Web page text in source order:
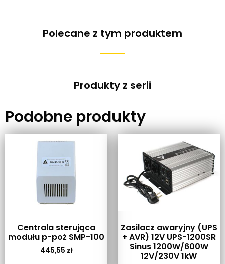
Polecane z tym produktem
Produkty z serii
Podobne produkty
Centrala sterująca
modułu p-poż SMP-100
445,55 zł
Zasilacz awaryjny (UPS
+ AVR) 12V UPS-1200SR
Sinus 1200W/600W
12V/230V 1kW